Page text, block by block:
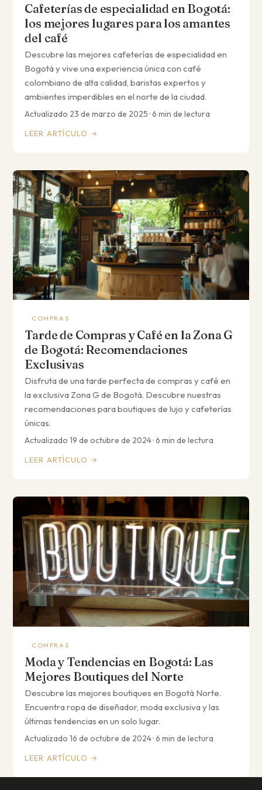
Cafeterías de especialidad en Bogotá:
los mejores lugares para los amantes
del café
Descubre las mejores cafeterías de especialidad en
Bogotá y vive una experiencia única con café
colombiano de alta calidad, baristas expertos y
ambientes imperdibles en el norte de la ciudad.
Actualizado 23 de marzo de 2025 · 6 min de lectura
LEER ARTÍCULO →
COMPRAS
Tarde de Compras y Café en la Zona G
de Bogotá: Recomendaciones
Exclusivas
Disfruta de una tarde perfecta de compras y café en
la exclusiva Zona G de Bogotá. Descubre nuestras
recomendaciones para boutiques de lujo y cafeterías
únicas.
Actualizado 19 de octubre de 2024 · 6 min de lectura
LEER ARTÍCULO →
COMPRAS
Moda y Tendencias en Bogotá: Las
Mejores Boutiques del Norte
Descubre las mejores boutiques en Bogotá Norte.
Encuentra ropa de diseñador, moda exclusiva y las
últimas tendencias en un solo lugar.
Actualizado 16 de octubre de 2024 · 6 min de lectura
LEER ARTÍCULO →